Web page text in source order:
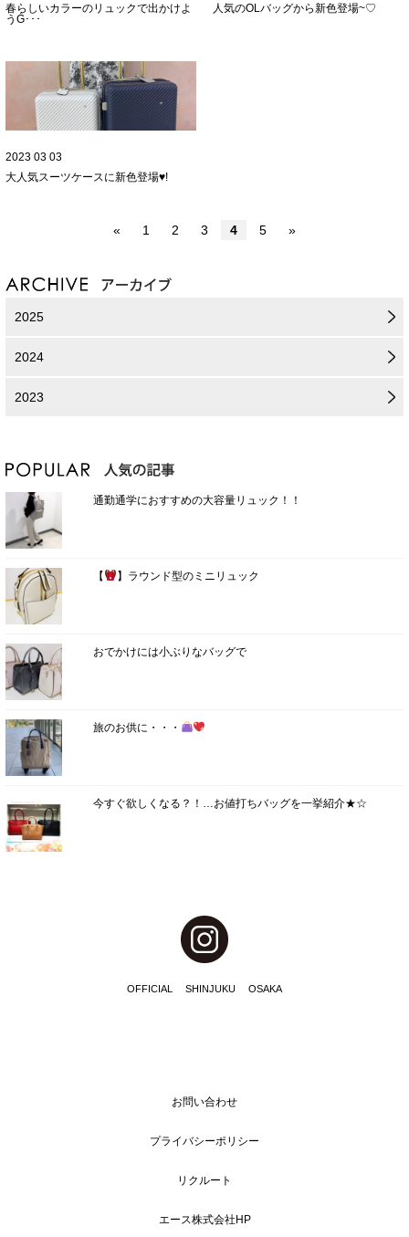
春らしいカラーのリュックで出かけよ
うǴ･･･
人気のOLバッグから新色登場~♡
2023 03 03
大人気スーツケースに新色登場♥!
« 1 2 3 4 5 »
2025
2024
2023
通勤通学におすすめの大容量リュック！！
【 】ラウンド型のミニリュック
おでかけには小ぶりなバッグで
旅のお供に・・・
今すぐ欲しくなる？！…お値打ちバッグを一挙紹介★☆
OFFICIAL SHINJUKU OSAKA
お問い合わせ
プライバシーポリシー
リクルート
エース株式会社HP